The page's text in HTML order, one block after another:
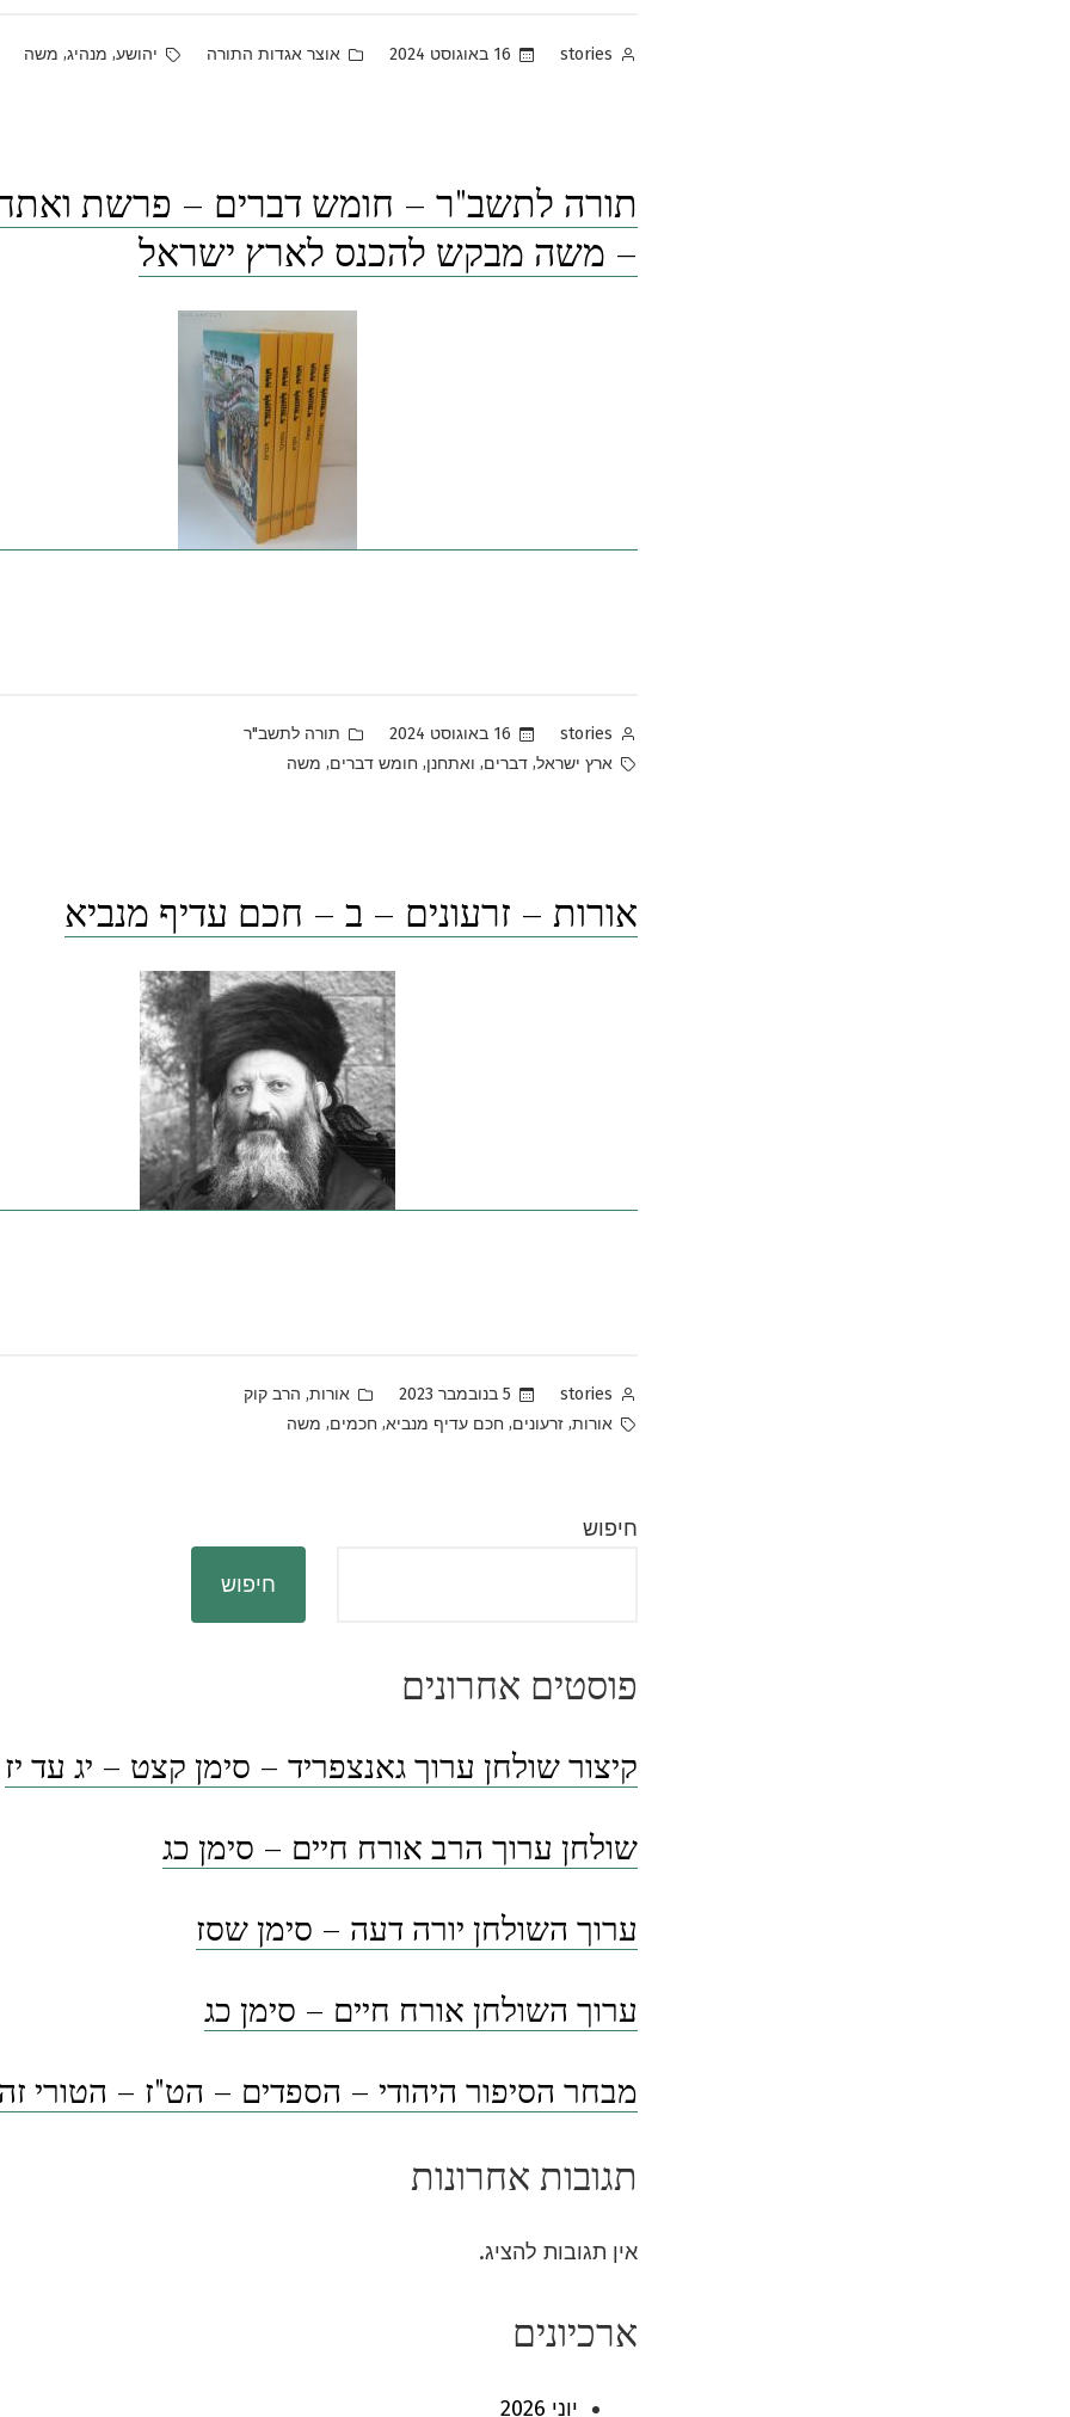
Posted
stories 16 באוגוסט 2024
Posted
אוצר אגדות התורה Tags:
יהושע, מנהיג, משה
תורה לתשב"ר – חומש דברים – פרשת
– משה מבקש להכנס לארץ ישראל
Posted
by
stories 16 באוגוסט 2024
Posted
in
תורה לתשב"ר
Tags:
ארץ ישראל, דברים, ואתחנן, חומש דברים, משה
אורות – זרעונים – ב – חכם עדיף מנביא
Posted
by
stories 5 בנובמבר 2023
Posted
in
אורות, הרב קוק
Tags:
אורות, זרעונים, חכם עדיף מנביא, חכמים, משה
חיפוש
חיפוש
פוסטים אחרונים
קיצור שולחן ערוך גאנצפריד – סימן קצט – יג עד יז
שולחן ערוך הרב אורח חיים – סימן כג
ערוך השולחן יורה דעה – סימן שסז
ערוך השולחן אורח חיים – סימן כג
מבחר הסיפור היהודי – הספדים – הט"ז – הטורי
תגובות אחרונות
אין תגובות להציג.
ארכיונים
יוני 2026